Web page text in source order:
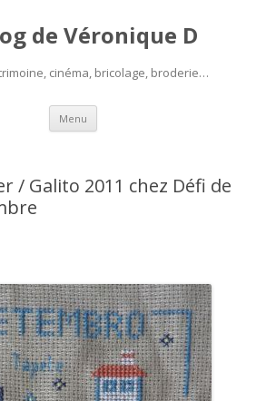
de Véronique D
cinéma, bricolage, broderie…
Menu Aller
contenu
/ Galito 2011 chez Défi de